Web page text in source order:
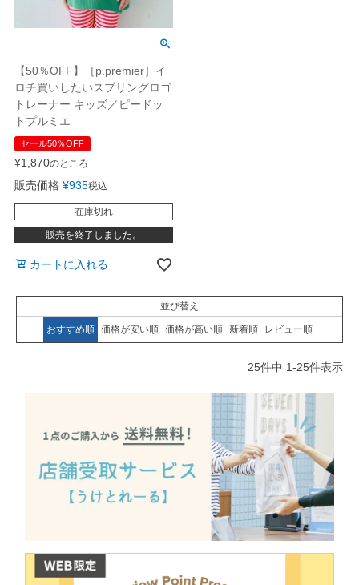
【50％OFF】［p.premier］イ
ロチ買いしたいスプリングロゴ
トレーナー キッズ／ピードッ
トプルミエ
セール50％OFF
¥1,870のところ
販売価格 ¥935税込
在庫切れ
販売を終了しました。
カートに入れる
並び替え
おすすめ順 価格が安い順 価格が高い順 新着順 レビュー順
25件中 1-25件表示